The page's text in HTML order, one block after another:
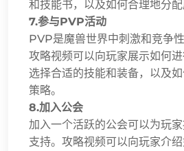
和技能书，以及如何合理地分配
7.参与PVP活动
PVP是魔兽世界中刺激和竞争
攻略视频可以向玩家展示如何
选择合适的技能和装备，以及
策略。
8.加入公会
加入一个活跃的公会可以为玩
支持。攻略视频可以向玩家介